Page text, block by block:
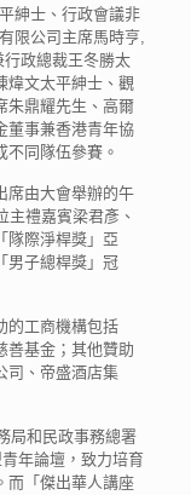
紳士、行政會議非
限公司主席馬時亨,
政總裁王冬勝太
煒文太平紳士、觀
朱鼎耀先生、高爾
董事兼香港青年協
同隊伍參賽。
席由大會舉辦的午
主禮嘉賓梁君彥、
隊際淨桿獎」亞
男子總桿獎」冠
的工商機構包括
善基金；其他贊助
司、帝盛酒店集
局和民政事務總署
年論壇，致力培育
而「傑出華人講座